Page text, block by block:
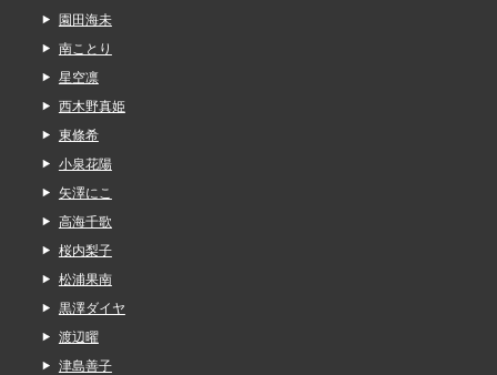
園田海未
南ことり
星空凛
西木野真姫
東條希
小泉花陽
矢澤にこ
高海千歌
桜内梨子
松浦果南
黒澤ダイヤ
渡辺曜
津島善子